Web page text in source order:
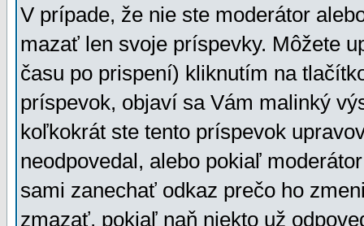
V prípade, že nie ste moderátor
mazať len svoje príspevky. Môžete
času po prispení) kliknutím na
príspevok, objaví sa Vám malinký
koľkokrát ste tento príspevok
neodpovedal, alebo pokiaľ
sami zanechať odkaz prečo ho
zmazať, pokiaľ naň niekto už